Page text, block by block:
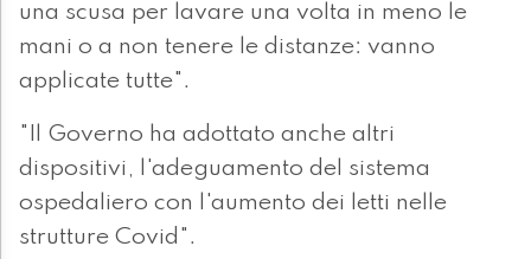
una scusa per lavare una volta in meno le
mani o a non tenere le distanze: vanno
applicate tutte".
"Il Governo ha adottato anche altri
dispositivi, l'adeguamento del sistema
ospedaliero con l'aumento dei letti nelle
strutture Covid".